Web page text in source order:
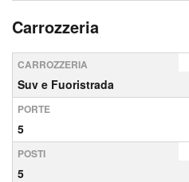
Carrozzeria
CARROZZERIA
Suv e Fuoristrada
PORTE
5
POSTI
5